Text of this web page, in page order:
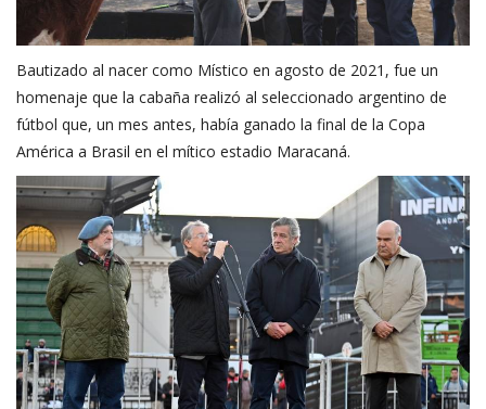
Bautizado al nacer como Místico en agosto de 2021, fue un
homenaje que la cabaña realizó al seleccionado argentino de
fútbol que, un mes antes, había ganado la final de la Copa
América a Brasil en el mítico estadio Maracaná.